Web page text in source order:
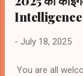
Intelligence
- July 18, 2025
You are all